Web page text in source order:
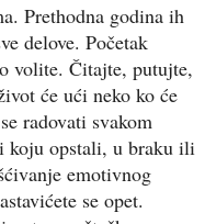
Prethodna godina ih
delove. Početak
volite. Čitajte, putujte,
će ući neko ko će
radovati svakom
koju opstali, u braku ili
emotivnog
se opet.